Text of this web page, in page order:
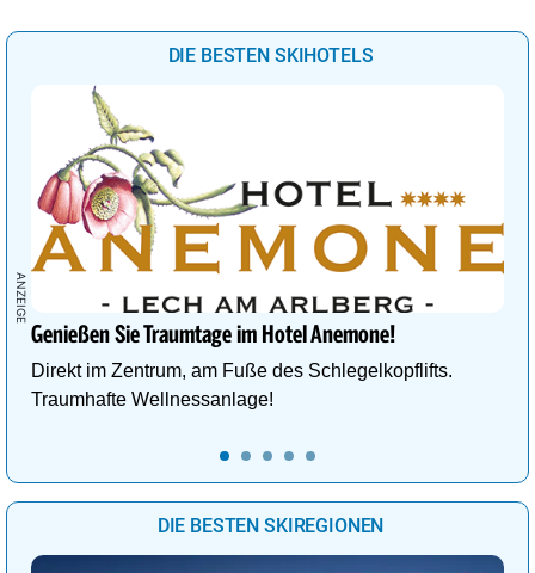
DIE BESTEN SKIHOTELS
Genießen Sie Traumtage im Hotel Anemone!
Direkt im Zentrum, am Fuße des Schlegelkopflifts.
Traumhafte Wellnessanlage!
DIE BESTEN SKIREGIONEN